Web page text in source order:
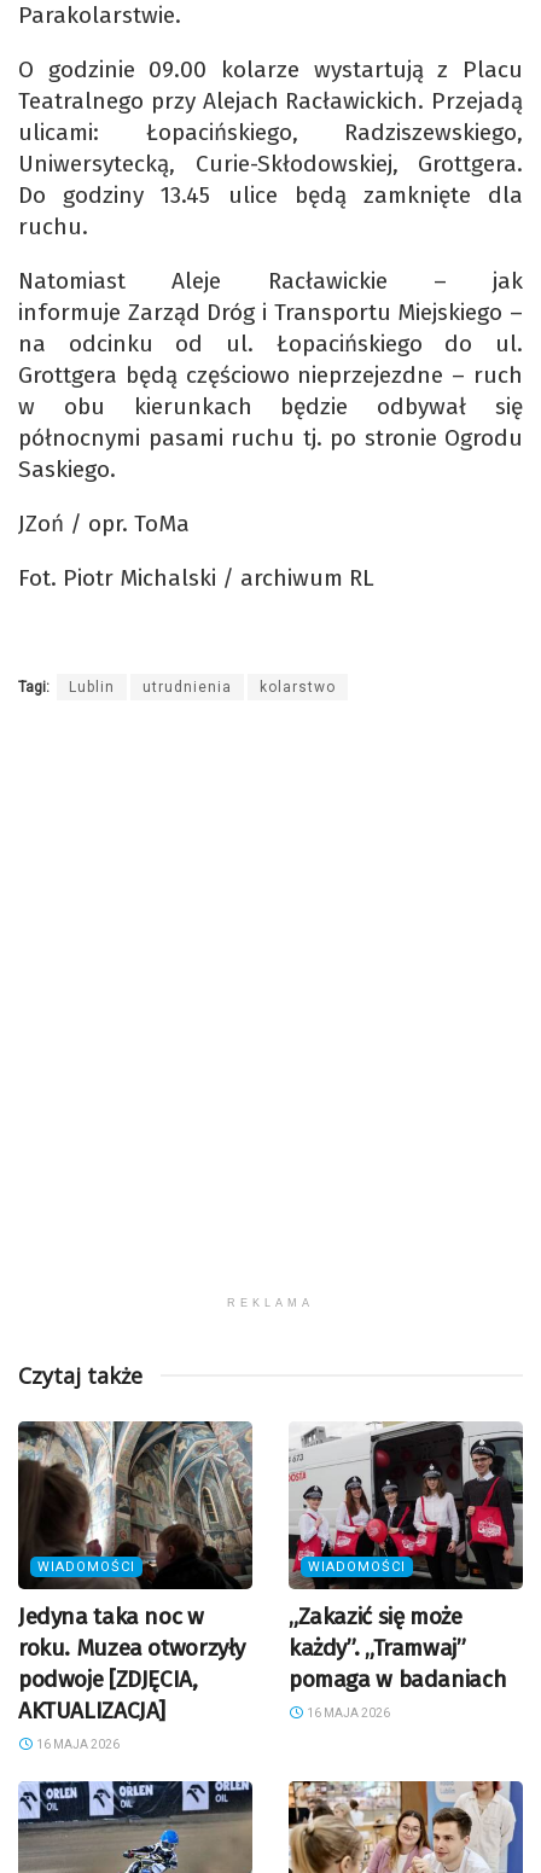
Parakolarstwie.
O godzinie 09.00 kolarze wystartują z Placu
Teatralnego przy Alejach Racławickich. Przejadą
ulicami: Łopacińskiego, Radziszewskiego,
Uniwersytecką, Curie-Skłodowskiej, Grottgera.
Do godziny 13.45 ulice będą zamknięte dla
ruchu.
Natomiast Aleje Racławickie – jak
informuje Zarząd Dróg i Transportu Miejskiego –
na odcinku od ul. Łopacińskiego do ul.
Grottgera będą częściowo nieprzejezdne – ruch
w obu kierunkach będzie odbywał się
północnymi pasami ruchu tj. po stronie Ogrodu
Saskiego.
JZoń / opr. ToMa
Fot. Piotr Michalski / archiwum RL
Tagi: Lublin utrudnienia kolarstwo
REKLAMA
Czytaj także
WIADOMOŚCI
Jedyna taka noc w
roku. Muzea otworzyły
podwoje [ZDJĘCIA,
AKTUALIZACJA]
16 MAJA 2026
WIADOMOŚCI
„Zakazić się może
każdy”. „Tramwaj”
pomaga w badaniach
16 MAJA 2026